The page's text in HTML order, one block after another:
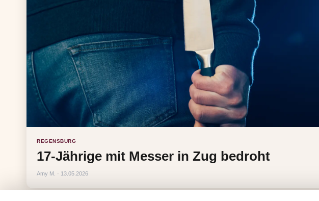
REGENSBURG
17-Jährige mit Messer in Zug bedroht
Amy M. · 13.05.2026